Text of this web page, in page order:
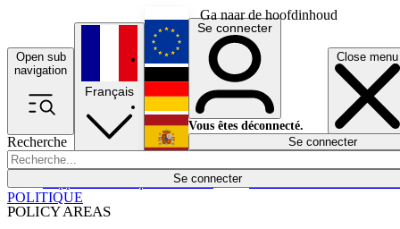
Ga naar de hoofdinhoud
Open sub
navigation
Close menu
Recherche
Se connecter
POLICY AREAS
Économie
Français
English
Deutsch
Español
Se connecter
Vous êtes déconnecté.
Se connecter
POLITIQUE